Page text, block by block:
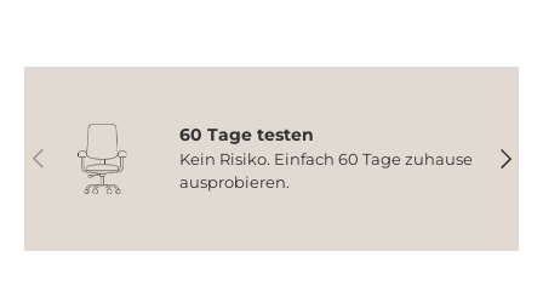
Vorherige
60 Tage testen
Kein Risiko. Einfach 60 Tage zuhause
ausprobieren.